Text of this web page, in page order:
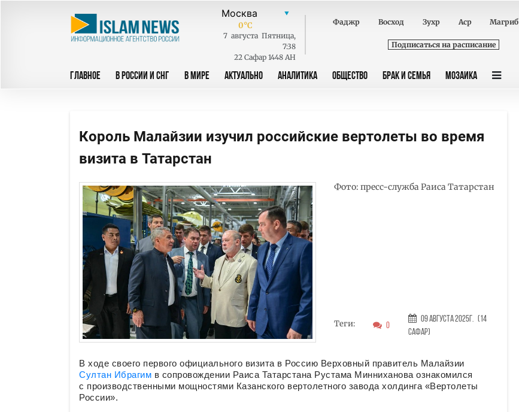
0°C
7 августа Пятница,
7:38
22 Сафар 1448 AH
Фаджр Восход Зухр Аср Магриб
Подписаться на расписание
ГЛАВНОЕ В РОССИИ И СНГ В МИРЕ АКТУАЛЬНО АНАЛИТИКА ОБЩЕСТВО БРАК И СЕМЬЯ МОЗАИКА
Король Малайзии изучил российские вертолеты во время
визита в Татарстан
Фото: пресс-служба Раиса Татарстан
Теги: 0
09 Августа 2025г. (14
Сафар)
В ходе своего первого официального визита в Россию Верховный правитель Малайзии
Султан Ибрагим в сопровождении Раиса Татарстана Рустама Минниханова ознакомился
с производственными мощностями Казанского вертолетного завода холдинга «Вертолеты
России».